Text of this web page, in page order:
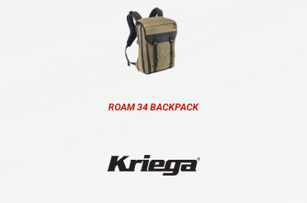
ROAM 34 BACKPACK